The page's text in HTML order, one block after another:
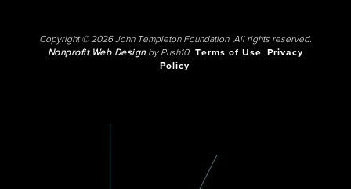
Copyright © 2026 John Templeton Foundation. All rights reserved.
Nonprofit Web Designby Push10. Terms of Use
Privacy
Policy